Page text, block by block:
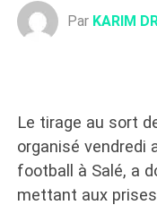
Par KARIM
Le tirage au sort
organisé vendredi
football à Salé, a
mettant aux